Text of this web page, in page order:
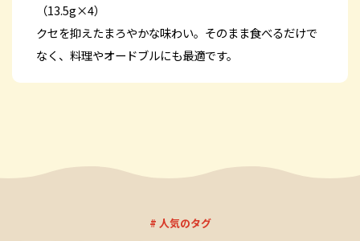
（13.5g×4）
クセを抑えたまろやかな味わい。そのまま食べるだけで
なく、料理やオードブルにも最適です。
# 人気のタグ